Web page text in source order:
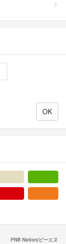
PNB Nation(ピーエヌ